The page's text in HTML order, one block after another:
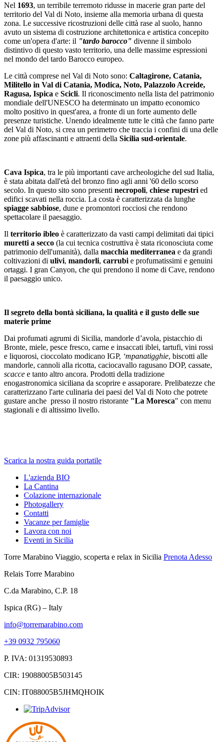
Nel 1693, un terribile terremoto ridusse in macerie gran parte del
territorio del Val di Noto, insieme alla memoria urbana di questa
zona. Le successive ricostruzioni delle città rase al suolo, hanno
avuto un sistema di costruzione architettonica e artistica concepito
come un'opera d'arte: il "tardo barocco" divenne il simbolo
distintivo di questo vasto territorio, una delle massime espressioni
nel mondo del tardo Barocco europeo.
Le città comprese nel Val di Noto sono: Caltagirone, Catania,
Militello in Val di Catania, Modica, Noto, Palazzolo Acreide,
Ragusa, Ispica e Scicli. Il riconoscimento nella lista del patrimonio
mondiale dell'UNESCO ha determinato un impatto economico
molto positivo in quest'area, a fronte di un forte aumento delle
presenze turistiche. Unendo idealmente tutte le città che fanno parte
del Val di Noto, si crea un perimetro che traccia i confini di una delle
zone più affascinanti e attraenti della Sicilia sud-orientale.
Cava Ispica, tra le più importanti cave archeologiche del sud Italia,
è stata abitata dall'età del bronzo fino agli anni '60 dello scorso
secolo. In questo sito sono presenti necropoli, chiese rupestri ed
edifici scavati nella roccia. La costa è caratterizzata da lunghe
spiagge sabbiose, dune e promontori rocciosi che rendono
spettacolare il paesaggio.
Il territorio ibleo è caratterizzato da vasti campi delimitati dai tipici
muretti a secco (la cui tecnica costruttiva è stata riconosciuta come
patrimonio dell'umanità), dalla macchia mediterranea e da grandi
coltivazioni di ulivi, mandorli, carrubi e profumatissimi e genuini
ortaggi. I gran Canyon, che qui prendono il nome di Cave, rendono
il paesaggio unico.
Il segreto della bontà siciliana, la qualità e il gusto delle sue
materie prime
Dai profumati agrumi di Sicilia, mandorle d’avola, pistacchio di
Bronte, miele, pesce fresco, carne e insaccati iblei, tartufi, vini rossi
e liquorosi, cioccolato modicano IGP, ‘mpanatigghie, biscotti alle
mandorle, cannoli alla ricotta, caciocavallo ragusano DOP, cassate,
scacce e tanto altro ancora. Prodotti della tradizione
enogastronomica siciliana da scoprire e assaporare. Prelibatezze che
caratterizzano l'arte culinaria dei paesi del Val di Noto che potrete
gustare anche presso il nostro ristorante "La Moresca" con menu
stagionali e di altissimo livello.
Scarica la nostra guida portatile
L'azienda BIO
La Cantina
Colazione internazionale
Photogallery
Contatti
Vacanze per famiglie
Lavora con noi
Eventi in Sicilia
Torre Marabino Viaggio, scoperta e relax in Sicilia Prenota Adesso
Relais Torre Marabino
C.da Marabino, C.P. 18
Ispica (RG) – Italy
info@torremarabino.com
+39 0932 795060
P. IVA: 01319530893
CIR: 19088005B503145
CIN: IT088005B5JHMQHOIK